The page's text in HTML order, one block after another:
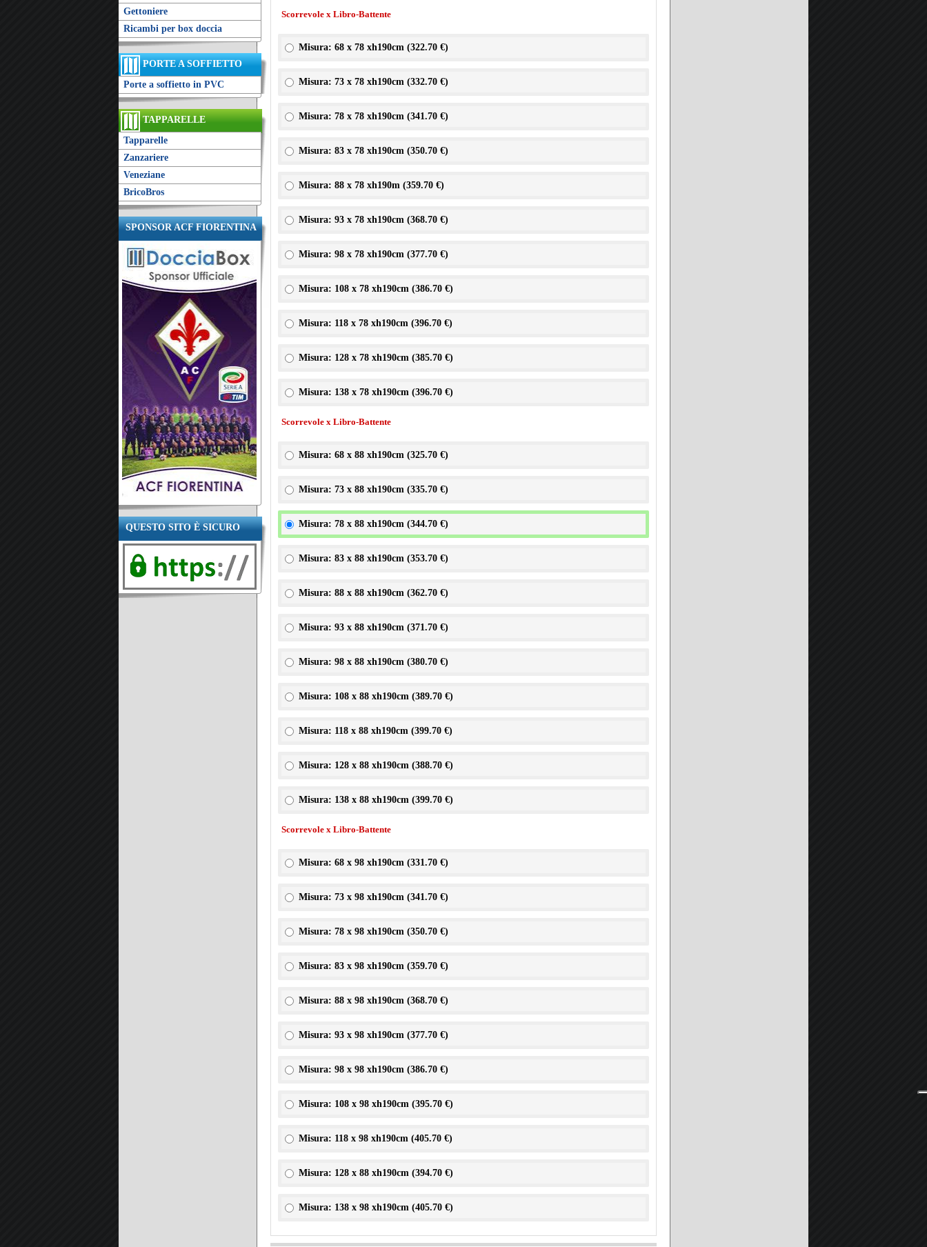
Gettoniere
Ricambi per box doccia
PORTE A SOFFIETTO
Porte a soffietto in PVC
TAPPARELLE
Tapparelle
Zanzariere
Veneziane
BricoBros
SPONSOR ACF FIORENTINA
QUESTO SITO È SICURO
Scorrevole x Libro-Battente
Misura: 68 x 78 xh190cm (322.70 €)
Misura: 73 x 78 xh190cm (332.70 €)
Misura: 78 x 78 xh190cm (341.70 €)
Misura: 83 x 78 xh190cm (350.70 €)
Misura: 88 x 78 xh190m (359.70 €)
Misura: 93 x 78 xh190cm (368.70 €)
Misura: 98 x 78 xh190cm (377.70 €)
Misura: 108 x 78 xh190cm (386.70 €)
Misura: 118 x 78 xh190cm (396.70 €)
Misura: 128 x 78 xh190cm (385.70 €)
Misura: 138 x 78 xh190cm (396.70 €)
Scorrevole x Libro-Battente
Misura: 68 x 88 xh190cm (325.70 €)
Misura: 73 x 88 xh190cm (335.70 €)
Misura: 78 x 88 xh190cm (344.70 €)
Misura: 83 x 88 xh190cm (353.70 €)
Misura: 88 x 88 xh190cm (362.70 €)
Misura: 93 x 88 xh190cm (371.70 €)
Misura: 98 x 88 xh190cm (380.70 €)
Misura: 108 x 88 xh190cm (389.70 €)
Misura: 118 x 88 xh190cm (399.70 €)
Misura: 128 x 88 xh190cm (388.70 €)
Misura: 138 x 88 xh190cm (399.70 €)
Scorrevole x Libro-Battente
Misura: 68 x 98 xh190cm (331.70 €)
Misura: 73 x 98 xh190cm (341.70 €)
Misura: 78 x 98 xh190cm (350.70 €)
Misura: 83 x 98 xh190cm (359.70 €)
Misura: 88 x 98 xh190cm (368.70 €)
Misura: 93 x 98 xh190cm (377.70 €)
Misura: 98 x 98 xh190cm (386.70 €)
Misura: 108 x 98 xh190cm (395.70 €)
Misura: 118 x 98 xh190cm (405.70 €)
Misura: 128 x 88 xh190cm (394.70 €)
Misura: 138 x 98 xh190cm (405.70 €)